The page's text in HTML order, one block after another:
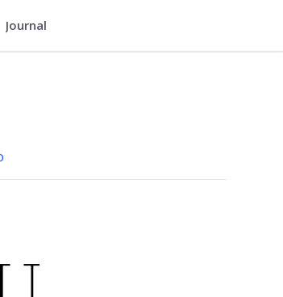
Journal